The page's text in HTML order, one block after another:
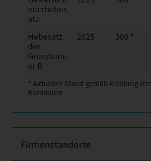
euerhebes
atz
Hebesatz
der
Grundsteu
er B
2025 380 *
* Aktueller Stand gemäß Meldung der
Kommune
Firmenstandorte